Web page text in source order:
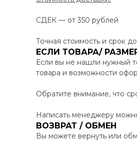
СДЕК — от 350 рублей
Точная стоимость и срок
ЕСЛИ ТОВАРА/
Если вы не нашли нужный
товара и возможности
Обратите внимание, что
Написать менеджеру
ВОЗВРАТ / ОБМЕН
Вы можете вернуть или